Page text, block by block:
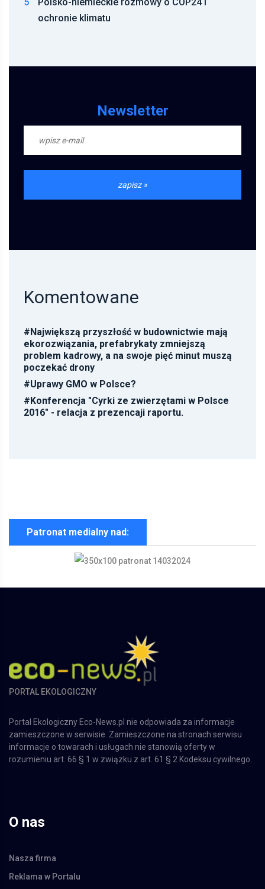
ochronie klimatu
Newsletter
Komentowane
#Największą przyszłość w budownictwie mają
ekorozwiązania, prefabrykaty zmniejszą
problem kadrowy, a na swoje pięć minut muszą
poczekać drony
#Uprawy GMO w Polsce?
#Konferencja "Cyrki ze zwierzętami w Polsce
2016" - relacja z prezencaji raportu.
Patronat medialny nad:
PORTAL EKOLOGICZNY
zamieszczone w serwisie. Zamieszczone na stronach serwisu
informacje o towarach i usługach nie stanowią oferty w
rozumieniu art. 66 § 1 w związku z art. 61 § 2 Kodeksu cywilnego.
Reklama w Portalu
Regulamin